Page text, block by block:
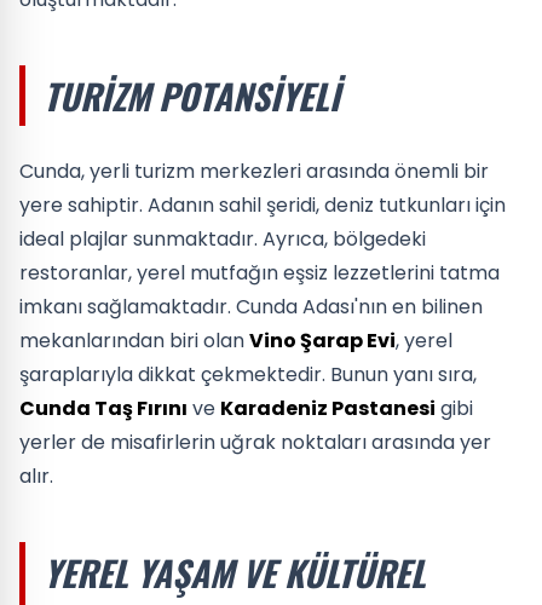
TURIZM POTANSIYELI
Cunda, yerli turizm merkezleri arasında önemli bir
yere sahiptir. Adanın sahil şeridi, deniz tutkunları için
ideal plajlar sunmaktadır. Ayrıca, bölgedeki
restoranlar, yerel mutfağın eşsiz lezzetlerini tatma
imkanı sağlamaktadır. Cunda Adası'nın en bilinen
mekanlarından biri olanVino Şarap Evi, yerel
şaraplarıyla dikkat çekmektedir. Bunun yanı sıra,
Cunda Taş Fırını ve Karadeniz Pastanesi gibi
yerler de misafirlerin uğrak noktaları arasında yer
alır.
YEREL YAŞAM VE KÜLTÜREL